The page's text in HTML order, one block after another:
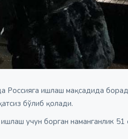
Россияга ишлаш мақсадида
бўлиб қолади.
учун борган наманганлик